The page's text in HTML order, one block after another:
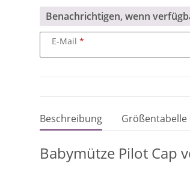
Benachrichtigen, wenn
E-Mail
Beschreibung Größentabelle
Babymütze Pilot Cap